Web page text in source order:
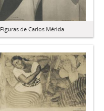
Figuras de Carlos Mérida